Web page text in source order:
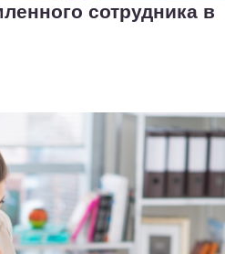
сотрудника в